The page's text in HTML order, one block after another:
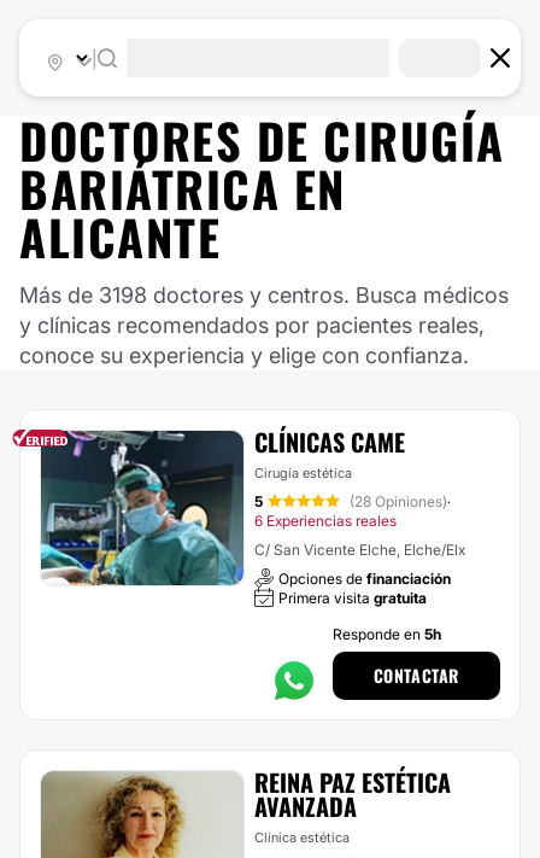
DOCTORES DE CIRUGÍA
BARIÁTRICA EN
ALICANTE
Más de 3198 doctores y centros. Busca médicos
y clínicas recomendados por pacientes reales,
conoce su experiencia y elige con confianza.
CLÍNICAS CAME
Cirugía estética
5 (28 Opiniones)·
6 Experiencias reales
C/ San Vicente Elche, Elche/Elx
Opciones de financiación
Primera visita gratuita
Responde en 5h
CONTACTAR
REINA PAZ ESTÉTICA
AVANZADA
Clínica estética